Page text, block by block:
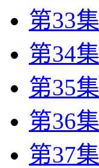
第33集
第34集
第35集
第36集
第37集